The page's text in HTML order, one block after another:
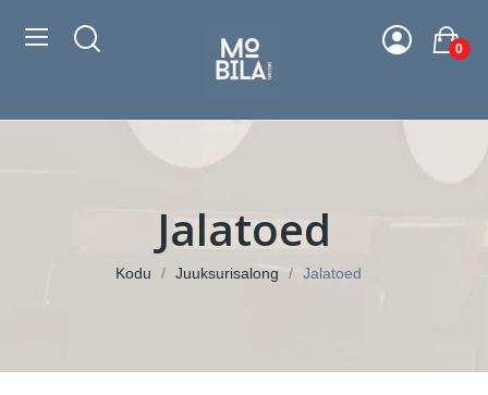
0
Jalatoed
Kodu Juuksurisalong Jalatoed